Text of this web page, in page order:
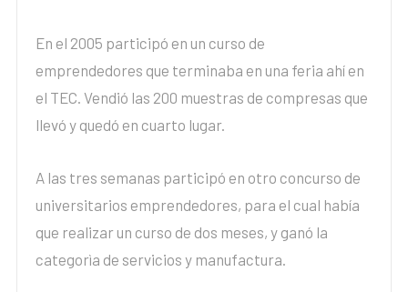
En el 2005 participó en un curso de
emprendedores que terminaba en una feria ahí en
el TEC. Vendió las 200 muestras de compresas que
llevó y quedó en cuarto lugar.
A las tres semanas participó en otro concurso de
universitarios emprendedores, para el cual había
que realizar un curso de dos meses, y ganó la
categorìa de servicios y manufactura.